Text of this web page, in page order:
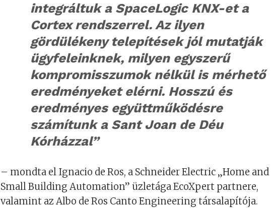
integráltuk a SpaceLogic KNX-et a
Cortex rendszerrel. Az ilyen
gördülékeny telepítések jól mutatják
ügyfeleinknek, milyen egyszerű
kompromisszumok nélkül is mérhető
eredményeket elérni. Hosszú és
eredményes együttműködésre
számítunk a Sant Joan de Déu
Kórházzal”
– mondta el Ignacio de Ros, a Schneider Electric „Home and
Small Building Automation” üzletága EcoXpert partnere,
valamint az Albo de Ros Canto Engineering társalapítója.